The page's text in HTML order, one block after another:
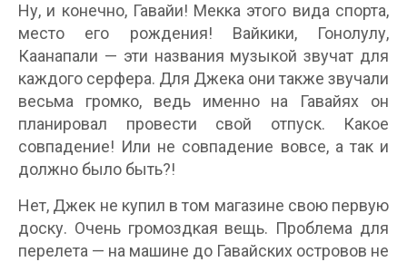
Ну, и конечно, Гавайи! Мекка этого вида спорта,
место его рождения! Вайкики, Гонолулу,
Каанапали — эти названия музыкой звучат для
каждого серфера. Для Джека они также звучали
весьма громко, ведь именно на Гавайях он
планировал провести свой отпуск. Какое
совпадение! Или не совпадение вовсе, а так и
должно было быть?!
Нет, Джек не купил в том магазине свою первую
доску. Очень громоздкая вещь. Проблема для
перелета — на машине до Гавайских островов не